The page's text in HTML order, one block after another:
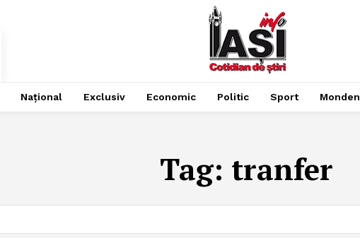
Național Exclusiv Economic Politic Sport Monden
Tag: tranfer